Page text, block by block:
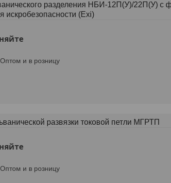
разделения НБИ-12П(У)/22П(У) с
искробезопасности (Exi)
Оптом и в розницу
развязки токовой петли МГРТП
Оптом и в розницу